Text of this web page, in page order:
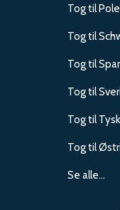
Tog til
Tog til
Tog til
Tog til
Tog til
Tog til
Se alle…